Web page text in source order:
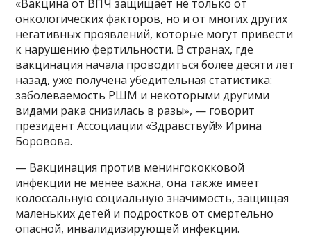
«Вакцина от ВПЧ защищает не только от
онкологических факторов, но и от многих других
негативных проявлений, которые могут привести
к нарушению фертильности. В странах, где
вакцинация начала проводиться более десяти лет
назад, уже получена убедительная статистика:
заболеваемость РШМ и некоторыми другими
видами рака снизилась в разы», — говорит
президент Ассоциации «Здравствуй!» Ирина
Боровова.
— Вакцинация против менингококковой
инфекции не менее важна, она также имеет
колоссальную социальную значимость, защищая
маленьких детей и подростков от смертельно
опасной, инвалидизирующей инфекции.